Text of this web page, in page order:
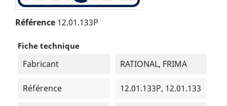
Référence 12.01.133P
Fiche technique
Fabricant RATIONAL, FRIMA
Référence 12.01.133P, 12.01.133